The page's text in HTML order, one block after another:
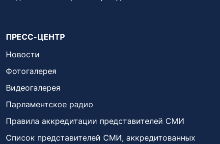
ПРЕСС-ЦЕНТР
Новости
Фотогалерея
Видеогалерея
Парламентское радио
Правила аккредитации представителей СМИ
Список представителей СМИ, аккредитованных